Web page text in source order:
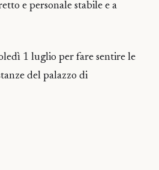
e personale stabile e a
1 luglio per fare sentire le
del palazzo di